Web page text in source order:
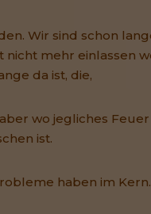
Wir sind schon
mehr einlassen
da ist, die,
wo jegliches
ist.
haben im Kern.